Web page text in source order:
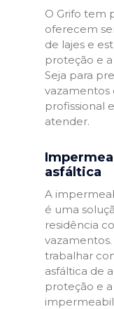
O Grifo tem
oferecem
de lajes e
proteção e
Seja para
vazamentos
profissional
atender.
asfáltica
A
é uma
residência
trabalhar
asfáltica de
proteção e